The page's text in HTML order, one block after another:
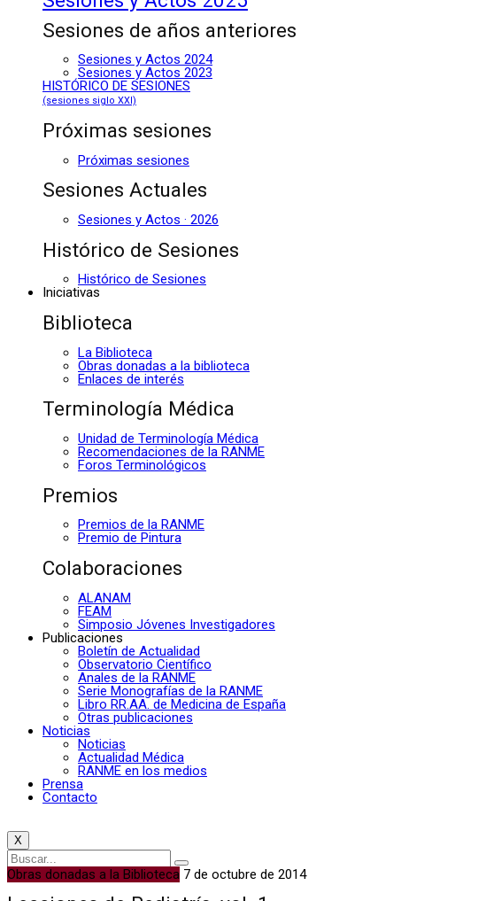
Sesiones de años anteriores
Sesiones y Actos 2024
Sesiones y Actos 2023
HISTÓRICO DE SESIONES
(sesiones siglo XXI)
Próximas sesiones
Próximas sesiones
Sesiones Actuales
Sesiones y Actos · 2026
Histórico de Sesiones
Histórico de Sesiones
Iniciativas
Biblioteca
La Biblioteca
Obras donadas a la biblioteca
Enlaces de interés
Terminología Médica
Unidad de Terminología Médica
Recomendaciones de la RANME
Foros Terminológicos
Premios
Premios de la RANME
Premio de Pintura
Colaboraciones
ALANAM
FEAM
Simposio Jóvenes Investigadores
Publicaciones
Boletín de Actualidad
Observatorio Científico
Anales de la RANME
Serie Monografías de la RANME
Libro RR.AA. de Medicina de España
Otras publicaciones
Noticias
Noticias
Actualidad Médica
RANME en los medios
Prensa
Contacto
X
Obras donadas a la Biblioteca 7 de octubre de 2014